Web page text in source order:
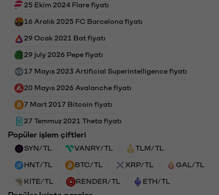
25 Ekim 2024 Flare fiyatı
16 Aralık 2025 FC Barcelona fiyatı
29 Ocak 2021 Bat fiyatı
29 july 2026 Pepe fiyatı
17 Mayıs 2023 Artificial Superintelligence fiyatı
20 Mayıs 2026 Avalanche fiyatı
7 Mart 2017 Bitcoin fiyatı
27 Temmuz 2021 Theta fiyatı
Popüler işlem çiftleri
SYN/TL VANRY/TL TLM/TL
HNT/TL BTC/TL XRP/TL GAL/TL
KITE/TL RENDER/TL ETH/TL